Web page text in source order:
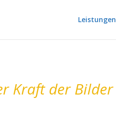
Leistungen
Kraft der Bilder